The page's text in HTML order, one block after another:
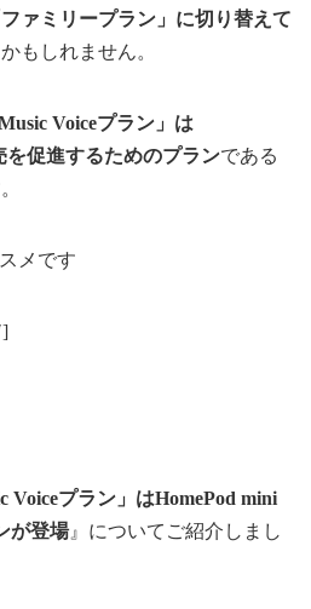
ァミリープラン」に切り替えて
もしれません。
Voiceプラン」は
を促進するためのプランである
メです
Voiceプラン」はHomePod mini
が登場』についてご紹介しまし